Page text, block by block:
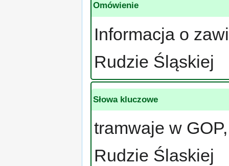
Omówienie
Informacja o
Rudzie Śląskiej
Słowa kluczowe
tramwaje w
Rudzie Ślaskiej